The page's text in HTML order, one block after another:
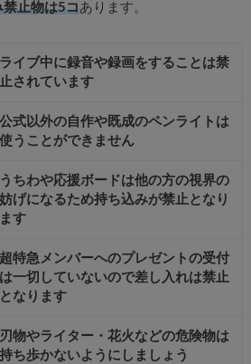
禁止物は5コあります。
ライブ中に録音や録画をすることは禁
止されています
公式以外の自作や既成のペンライトは
使うことができません
うちわや応援ボードは他の方の視界の
妨げになるため持ち込みが禁止となり
ます
超特急メンバーへのプレゼントの受付
は一切していないので差し入れは禁止
となります
刃物やライター・花火などの危険物は
持ち歩かないようにしましょう